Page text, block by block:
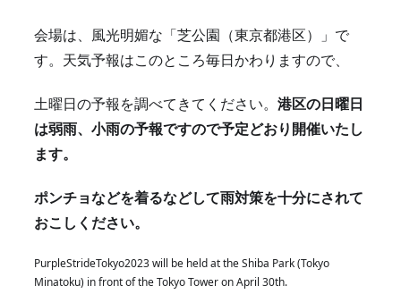
会場は、風光明媚な「芝公園（東京都港区）」で
す。天気予報はこのところ毎日かわりますので、
土曜日の予報を調べてきてください。港区の日曜日
は弱雨、小雨の予報ですので予定どおり開催いたし
ます。
ポンチョなどを着るなどして雨対策を十分にされて
おこしください。
PurpleStrideTokyo2023 will be held at the Shiba Park (Tokyo
Minatoku) in front of the Tokyo Tower on April 30th.